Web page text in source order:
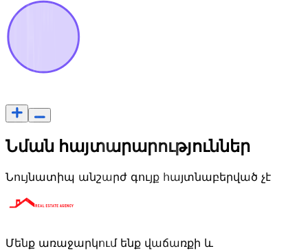
Նման հայտարարություններ
Նույնատիպ անշարժ գույք հայտնաբերված չէ
Մենք առաջարկում ենք վաճառքի և